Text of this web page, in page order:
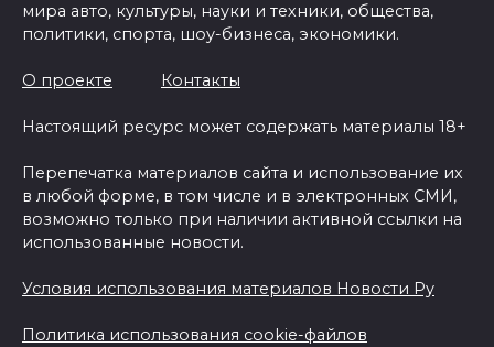
мира авто, культуры, науки и техники, общества,
политики, спорта, шоу-бизнеса, экономики.
О проекте Контакты
Настоящий ресурс может содержать материалы 18+
Перепечатка материалов сайта и использование их
в любой форме, в том числе и в электронных СМИ,
возможно только при наличии активной ссылки на
использованные новости.
Условия использования материалов Новости Ру
Политика использования cookie-файлов